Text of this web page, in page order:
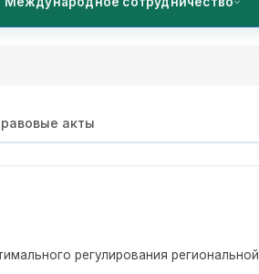
акты
регулирования региональной